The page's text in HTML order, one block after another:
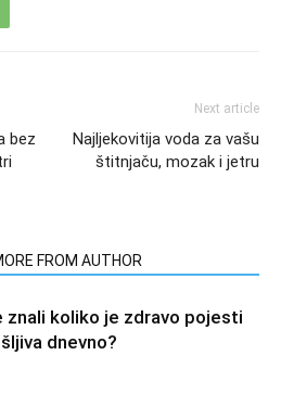
bez
Next article
Najljekovitija voda za vašu
štitnjaču, mozak i jetru
FROM AUTHOR
znali koliko je zdravo pojesti
dnevno?